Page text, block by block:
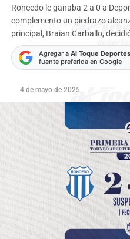
Roncedo le ganaba 2 a 0 a
complemento un piedrazo
principal, Braian Carballo,
Agregar a Al Toque Deportes
fuente preferida en Google
4 de mayo de 2025